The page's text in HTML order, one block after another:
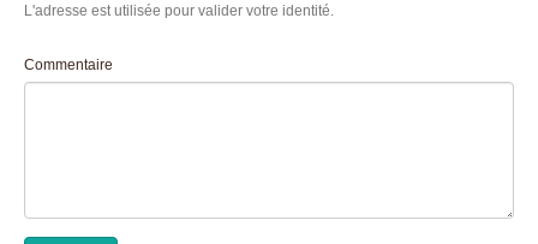
L'adresse est utilisée pour valider votre identité.
Commentaire